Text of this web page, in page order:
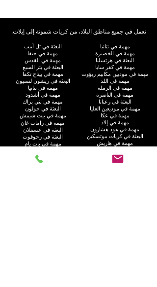
نعمل في جميع مناطق البلاد، من كريات شمونة إلى إيلات.
مهمة في نتانيا
مهمة في الخضيرة
البعثة في هرتسليا
مهمة في كفر سابا
مهمة في موديين مكابيم ريؤوت
البعثة في تل أبيب
مهمة في حيفا
مهمة في القدس
البعثة في بئر السبع
مهمة في بيتاح تكفا
مهمة في اللد
مهمة في الرملة
مهمة في الناصرة
البعثة في رعنانا
مهمة في موديعين العليا
البعثة في ريشون لتسيون
مهمة في نتانيا
مهمة في أشدود
مهمة في بني براك
البعثة في حولون
مهمة في بيت شيمش
مهمة في عكا
مهمة في إلاد
مهمة في هود هشارون
البعثة في كريات موتسكين
مهمة في هاريش
مهمة في رامات غان
البعثة في عسقلان
البعثة في رحوفوت
مهمة في بات يام
مهمة في راحت
مهمة في غوش دان
مهمة في العفولة
مهمة في نهاريا